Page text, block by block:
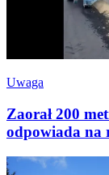
Uwaga
Zaorał 200
odpowiada na